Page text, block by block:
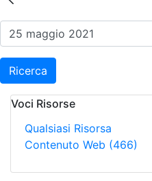
Ricerca
Voci Risorse
Qualsiasi Risorsa
Contenuto Web (466)